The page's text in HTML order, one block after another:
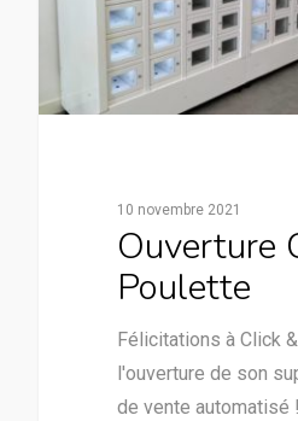
10 novembre 2021
Ouverture
Poulette
Félicitations à Click
l'ouverture de son
de vente automatisé